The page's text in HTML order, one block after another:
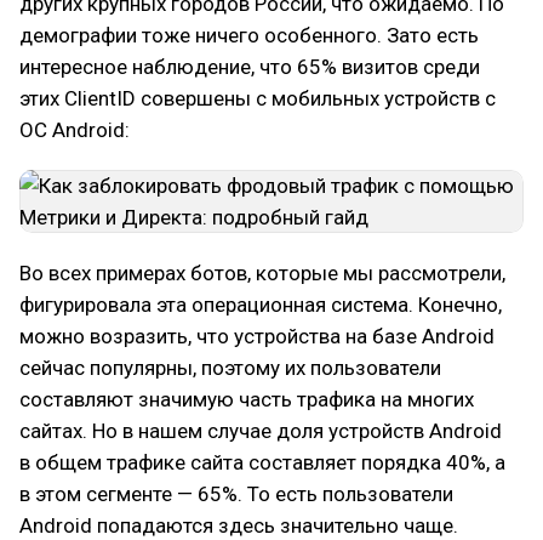
демографии тоже ничего особенного. Зато есть
интересное наблюдение, что 65% визитов среди
этих ClientID совершены с мобильных устройств с
ОС Android:
Во всех примерах ботов, которые мы рассмотрели,
фигурировала эта операционная система. Конечно,
можно возразить, что устройства на базе Android
сейчас популярны, поэтому их пользователи
составляют значимую часть трафика на многих
сайтах. Но в нашем случае доля устройств Android
в общем трафике сайта составляет порядка 40%, а
в этом сегменте — 65%. То есть пользователи
Android попадаются здесь значительно чаще.